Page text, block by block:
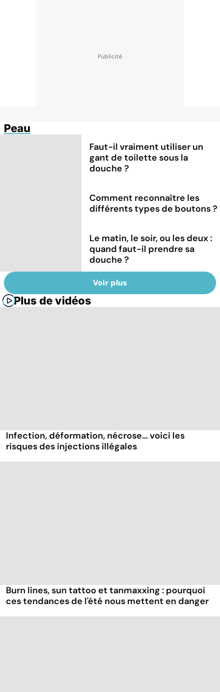
Peau
Faut-il vraiment utiliser un
gant de toilette sous la
douche ?
Comment reconnaître les
différents types de boutons ?
Le matin, le soir, ou les deux :
quand faut-il prendre sa
douche ?
Voir plus
Plus de vidéos
Infection, déformation, nécrose... voici les
risques des injections illégales
Burn lines, sun tattoo et tanmaxxing : pourquoi
ces tendances de l'été nous mettent en danger